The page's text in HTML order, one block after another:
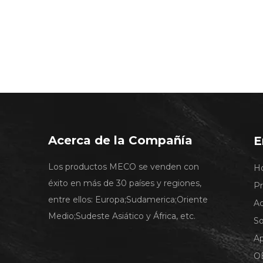
Acerca de la Compañía
Los productos MECO se venden con
éxito en más de 30 países y regiones,
entre ellos: Europa;Sudamerica;Oriente
Medio;Sudeste Asiático y África, etc.